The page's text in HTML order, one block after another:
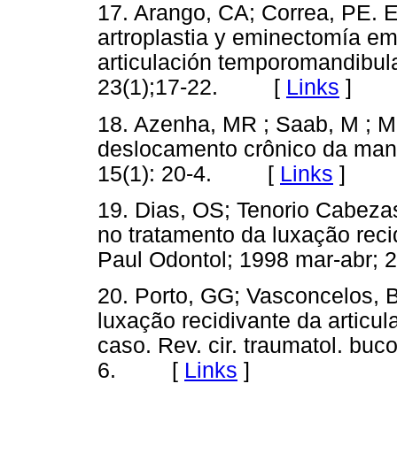
17. Arango, CA; Correa, PE.
artroplastia y eminectomía
articulación
23(1);17-22. [ Links ]
18. Azenha, MR ; Saab, M ;
deslocamento crônico da
15(1): 20-4. [ Links ]
19. Dias, OS; Tenorio
no tratamento da luxação
Paul Odontol; 1998 mar-
20. Porto, GG; Vasconcelos,
luxação recidivante da
caso. Rev. cir. traumatol.
6. [ Links ]